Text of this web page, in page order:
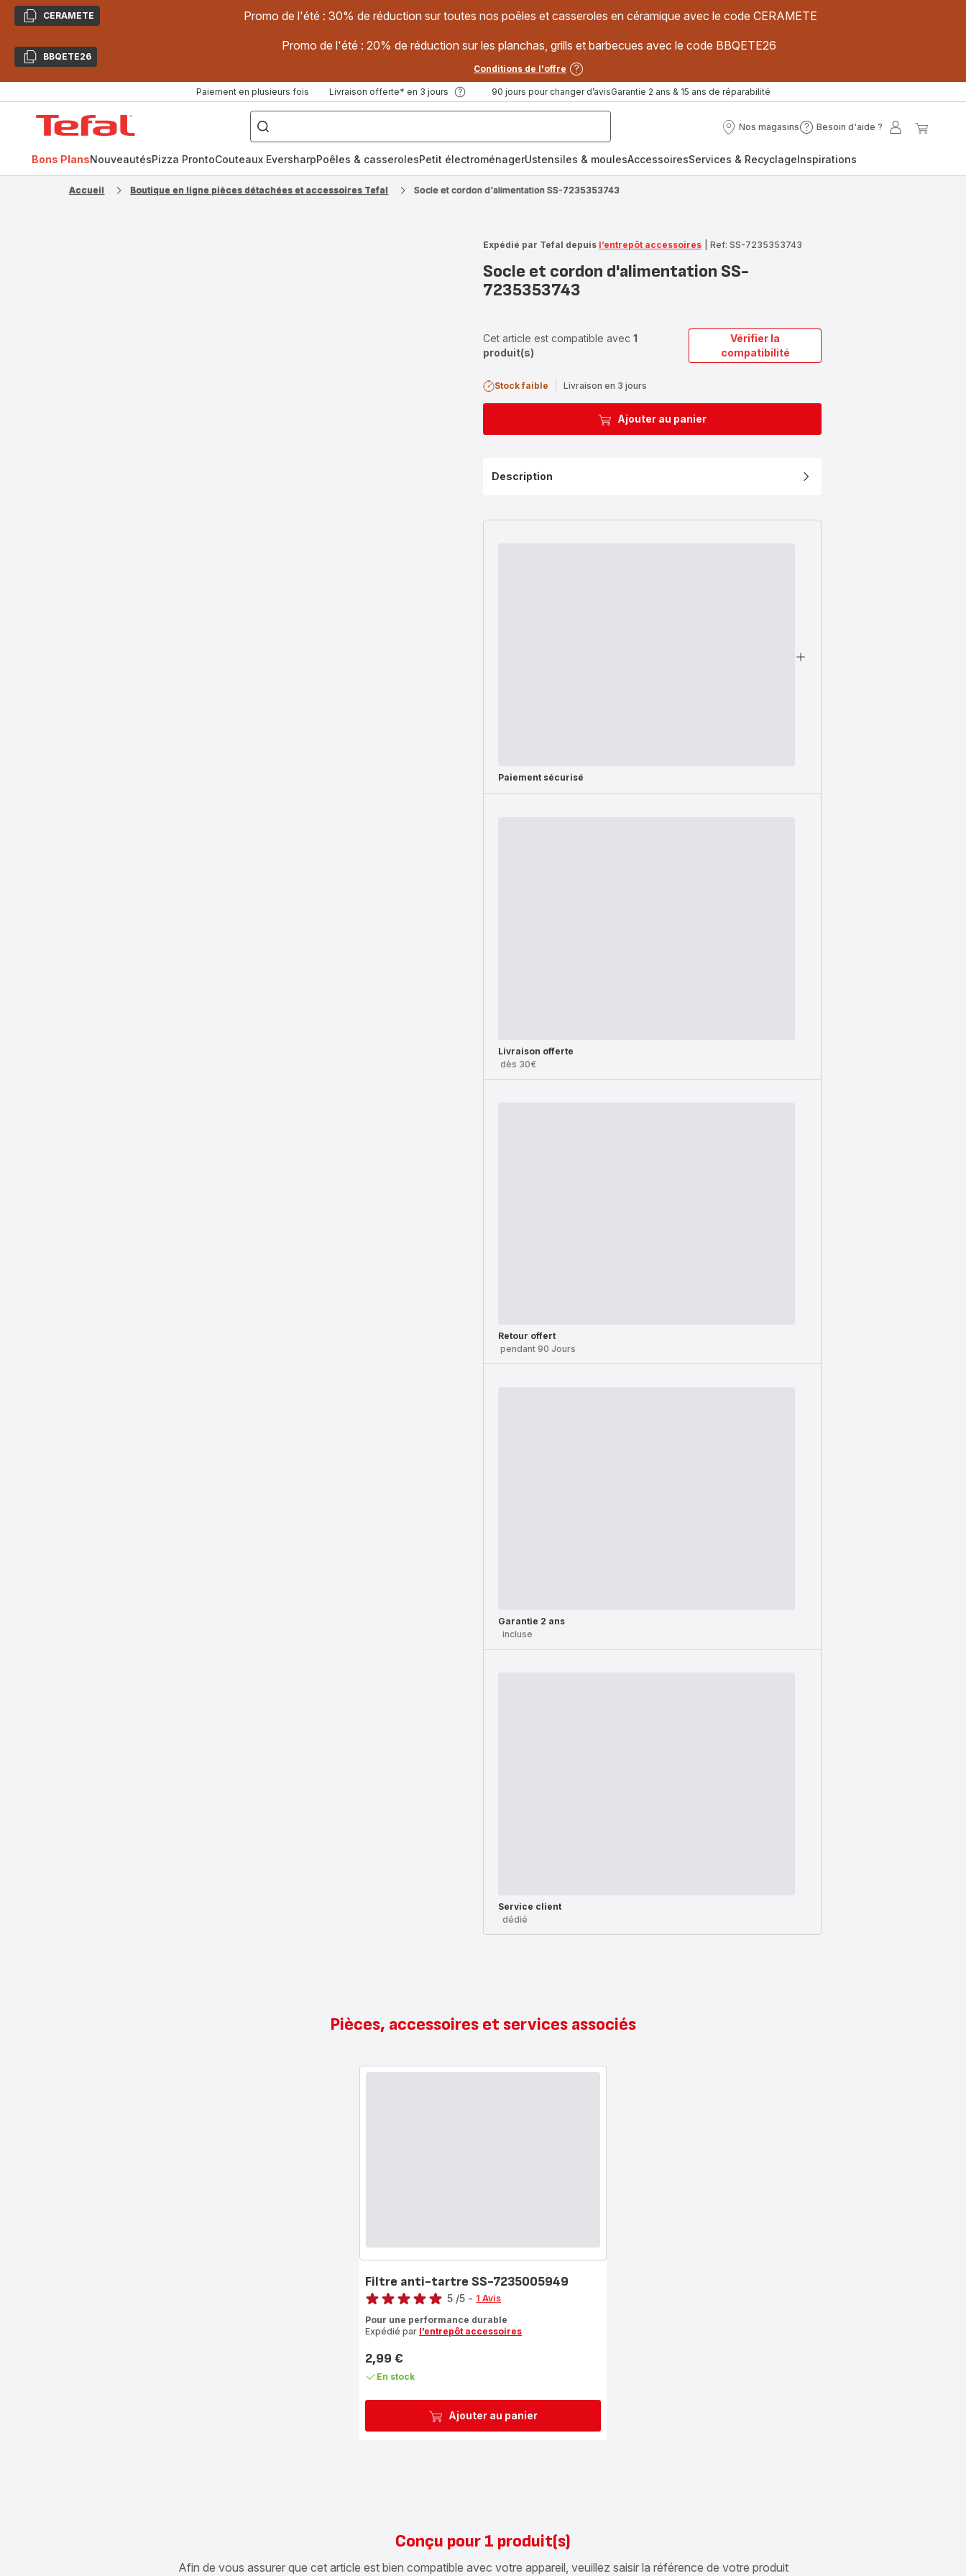
CopierCERAMETE Promo de l'été : 30% de réduction sur toutes nos poêles et casseroles en céramique avec le code CERAMETE
CopierBBQETE26
Promo de l'été : 20% de réduction sur les planchas, grills et barbecues avec le code BBQETE26
Conditions de l'offre
Paiement en plusieurs fois Livraison offerte* en 3 jours 90 jours pour changer d’avisGarantie 2 ans & 15 ans de réparabilité
["Poêles
inox,
Cake
Factory,
Nos magasins
Nos
Besoin d'aide ?
Besoin
?
Mon
Bons PlansNouveautésPizza ProntoCouteaux EversharpPoêles & casserolesPetit électroménagerUstensiles & moulesAccessoiresServices & RecyclageInspirations
Accueil Boutique en ligne pièces détachées et accessoires Tefal Socle et cordon d'alimentation SS-7235353743
Expédié par Tefal depuis l’entrepôt accessoires Ref: SS-7235353743
Socle et cordon d'alimentation SS-
7235353743
Cet article est compatible avec 1
produit(s)
Vérifier la
compatibilité
Stock faible Livraison en 3 jours
Ajouter au panier
Description
Paiement sécurisé
Livraison offerte
dès 30€
Retour offert
pendant 90 Jours
Garantie 2 ans
incluse
Service client
dédié
Pièces, accessoires et services associés
Ajouter au panier
Filtre anti-tartre SS-7235005949
Note
5
étoiles
(moyenne)
5 /5 - 1 Avis
Pour une performance durable
Expédié par l’entrepôt accessoires
Prix
2,99 €
En stock
Conçu pour 1 produit(s)
Afin de vous assurer que cet article est bien compatible avec votre appareil, veuillez saisir la référence de votre produit